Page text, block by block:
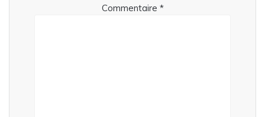
Commentaire *